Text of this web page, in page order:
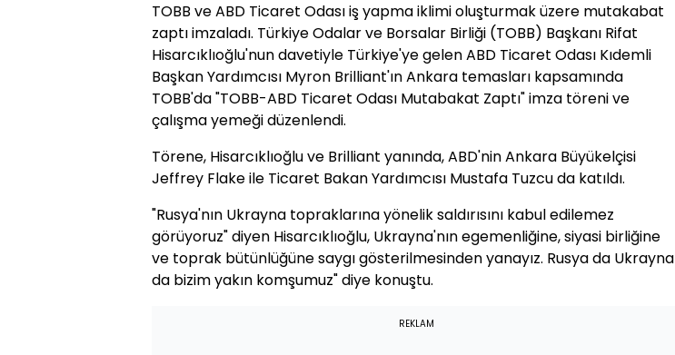
TOBB ve ABD Ticaret Odası iş yapma iklimi oluşturmak üzere mutakabat
zaptı imzaladı. Türkiye Odalar ve Borsalar Birliği (TOBB) Başkanı Rifat
Hisarcıklıoğlu'nun davetiyle Türkiye'ye gelen ABD Ticaret Odası Kıdemli
Başkan Yardımcısı Myron Brilliant'ın Ankara temasları kapsamında
TOBB'da "TOBB-ABD Ticaret Odası Mutabakat Zaptı" imza töreni ve
çalışma yemeği düzenlendi.
Törene, Hisarcıklıoğlu ve Brilliant yanında, ABD'nin Ankara Büyükelçisi
Jeffrey Flake ile Ticaret Bakan Yardımcısı Mustafa Tuzcu da katıldı.
"Rusya'nın Ukrayna topraklarına yönelik saldırısını kabul edilemez
görüyoruz" diyen Hisarcıklıoğlu, Ukrayna'nın egemenliğine, siyasi birliğine
ve toprak bütünlüğüne saygı gösterilmesinden yanayız. Rusya da Ukrayna
da bizim yakın komşumuz" diye konuştu.
REKLAM